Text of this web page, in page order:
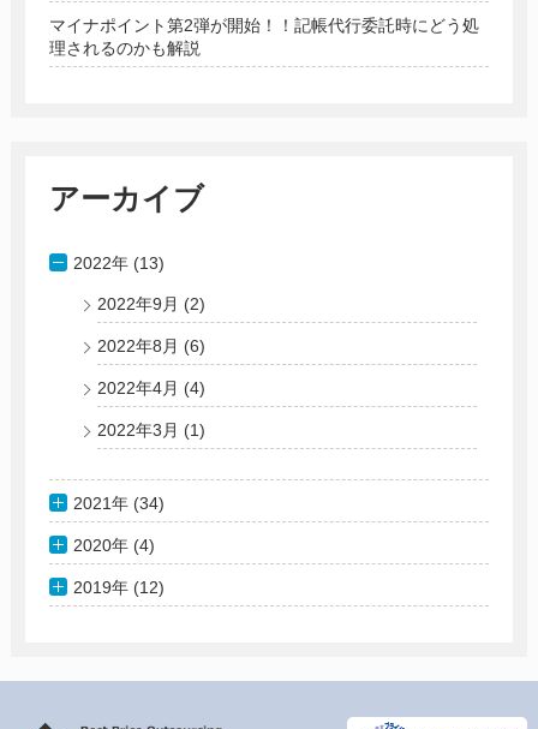
マイナポイント第2弾が開始！！記帳代行委託時にどう処
理されるのかも解説
アーカイブ
2022年 (13)
2022年9月 (2)
2022年8月 (6)
2022年4月 (4)
2022年3月 (1)
2021年 (34)
2020年 (4)
2019年 (12)